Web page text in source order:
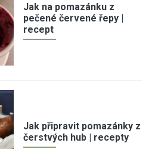
Jak na pomazánku z
pečené červené řepy |
recept
Jak připravit pomazánky z
čerstvých hub | recepty